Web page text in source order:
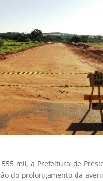
mil, a Prefeitura de
do prolongamento da